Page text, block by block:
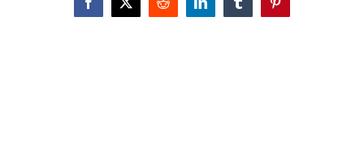
Facebook
X Reddit LinkedInTumblrPinterest